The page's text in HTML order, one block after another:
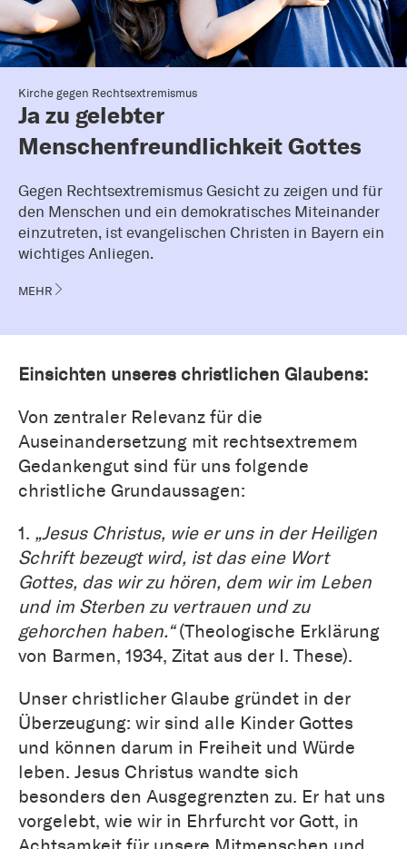
Kirche gegen Rechtsextremismus
Ja zu gelebter
Menschenfreundlichkeit Gottes
Gegen Rechtsextremismus Gesicht zu zeigen und für
den Menschen und ein demokratisches Miteinander
einzutreten, ist evangelischen Christen in Bayern ein
wichtiges Anliegen.
MEHR
Einsichten unseres christlichen Glaubens:
Von zentraler Relevanz für die
Auseinandersetzung mit rechtsextremem
Gedankengut sind für uns folgende
christliche Grundaussagen:
1. „Jesus Christus, wie er uns in der Heiligen
Schrift bezeugt wird, ist das eine Wort
Gottes, das wir zu hören, dem wir im Leben
und im Sterben zu vertrauen und zu
gehorchen haben.“(Theologische Erklärung
von Barmen, 1934, Zitat aus der I. These).
Unser christlicher Glaube gründet in der
Überzeugung: wir sind alle Kinder Gottes
und können darum in Freiheit und Würde
leben. Jesus Christus wandte sich
besonders den Ausgegrenzten zu. Er hat uns
vorgelebt, wie wir in Ehrfurcht vor Gott, in